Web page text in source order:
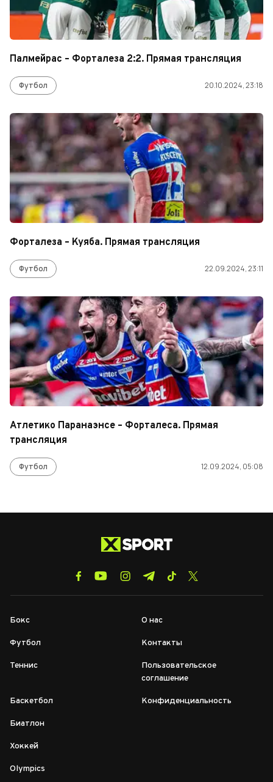
Палмейрас – Форталеза 2:2. Прямая трансляция
Футбол 20.10.2024, 23:18
Форталеза – Куяба. Прямая трансляция
Футбол 22.09.2024, 23:11
Атлетико Паранаэнсе – Форталеса. Прямая
трансляция
Футбол 12.09.2024, 05:08
Бокс
Футбол
Теннис
Баскетбол
Биатлон
Хоккей
Olympics
О нас
Контакты
Пользовательское
соглашение
Конфиденциальность